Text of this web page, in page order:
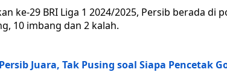
ke-29 BRI Liga 1 2024/2025, Persib berada di
10 imbang dan 2 kalah.
Juara, Tak Pusing soal Siapa Pencetak